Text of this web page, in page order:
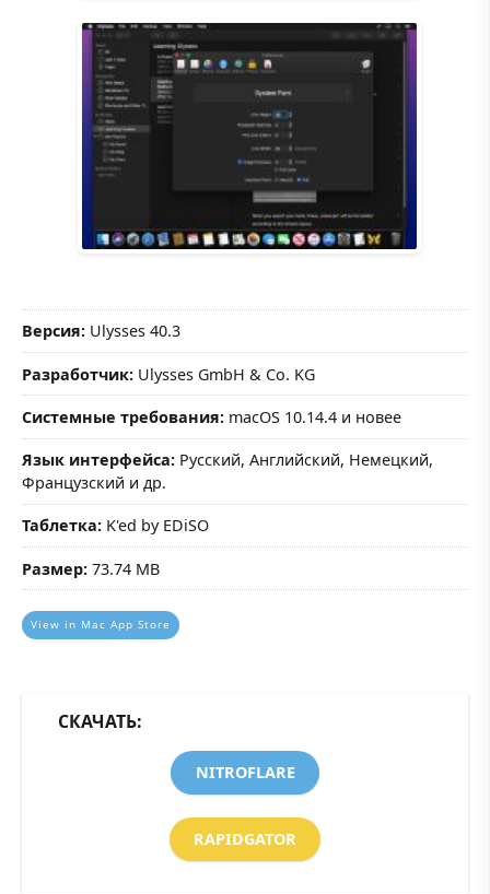
Версия: Ulysses 40.3
Разработчик: Ulysses GmbH & Co. KG
Системные требования: macOS 10.14.4 и новее
Язык интерфейса: Русский, Английский, Немецкий,
Французский и др.
Таблетка: K'ed by EDiSO
Размер: 73.74 MB
View in Mac App Store
СКАЧАТЬ:
NITROFLARE
RAPIDGATOR